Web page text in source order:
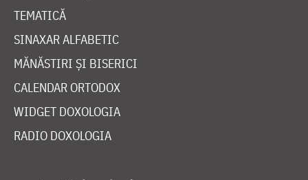
TEMATICĂ
SINAXAR ALFABETIC
MĂNĂSTIRI ȘI BISERICI
CALENDAR ORTODOX
WIDGET DOXOLOGIA
RADIO DOXOLOGIA